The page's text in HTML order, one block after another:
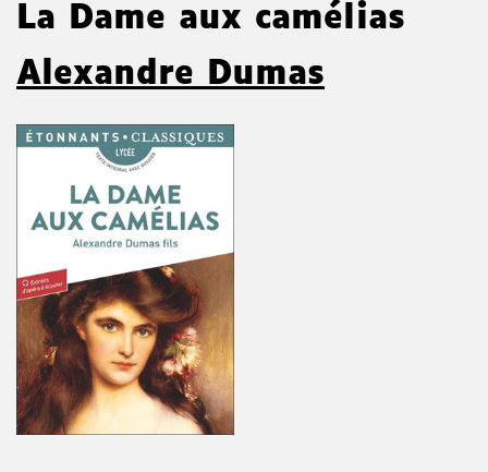
La Dame aux camélias
Alexandre Dumas